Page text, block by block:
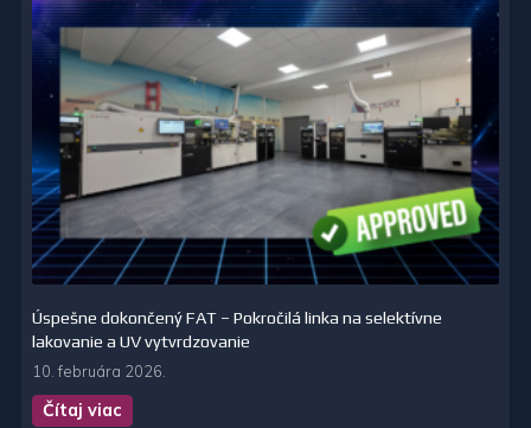
Úspešne dokončený FAT – Pokročilá linka na selektívne
lakovanie a UV vytvrdzovanie
10. februára 2026.
Čítaj viac